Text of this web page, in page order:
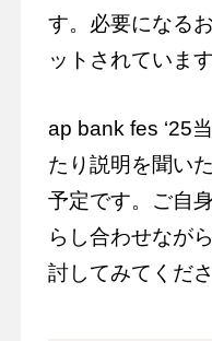
す。必要になる
ットされています
ap bank fes ‘25
たり説明を聞い
予定です。ご自
らし合わせなが
討してみてくださ